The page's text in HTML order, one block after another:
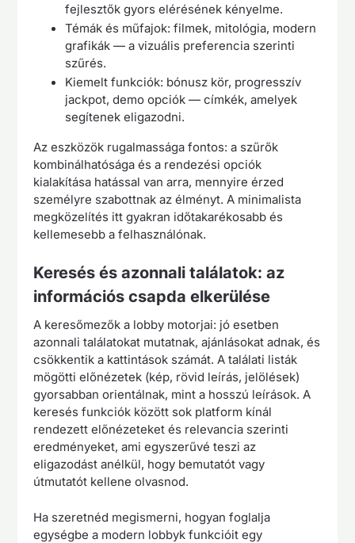
fejlesztők gyors elérésének kényelme.
Témák és műfajok: filmek, mitológia, modern
grafikák — a vizuális preferencia szerinti
szűrés.
Kiemelt funkciók: bónusz kör, progresszív
jackpot, demo opciók — címkék, amelyek
segítenek eligazodni.
Az eszközök rugalmassága fontos: a szűrők
kombinálhatósága és a rendezési opciók
kialakítása hatással van arra, mennyire érzed
személyre szabottnak az élményt. A minimalista
megközelítés itt gyakran időtakarékosabb és
kellemesebb a felhasználónak.
Keresés és azonnali találatok: az
információs csapda elkerülése
A keresőmezők a lobby motorjai: jó esetben
azonnali találatokat mutatnak, ajánlásokat adnak, és
csökkentik a kattintások számát. A találati listák
mögötti előnézetek (kép, rövid leírás, jelölések)
gyorsabban orientálnak, mint a hosszú leírások. A
keresés funkciók között sok platform kínál
rendezett előnézeteket és relevancia szerinti
eredményeket, ami egyszerűvé teszi az
eligazodást anélkül, hogy bemutatót vagy
útmutatót kellene olvasnod.
Ha szeretnéd megismerni, hogyan foglalja
egységbe a modern lobbyk funkcióit egy